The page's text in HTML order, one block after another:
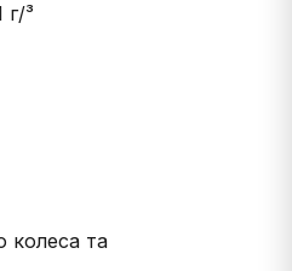
³
колеса та